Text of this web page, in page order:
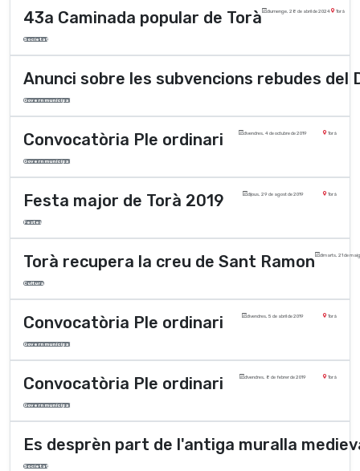
43a Caminada popular de Torà diumenge, 28 de abril de 2024 Torà
Societat
Anunci sobre les subvencions rebudes
Govern municipal
Convocatòria Ple ordinari divendres, 4 de octubre de 2019 Torà
Govern municipal
Festa major de Torà 2019 dijous, 29 de agost de 2019 Torà
Festes
Torà recupera la creu de Sant Ramon dimarts, 21 de
Cultura
Convocatòria Ple ordinari divendres, 5 de abril de 2019 Torà
Govern municipal
Convocatòria Ple ordinari divendres, 8 de febrer de 2019 Torà
Govern municipal
Es desprèn part de l'antiga muralla
Societat